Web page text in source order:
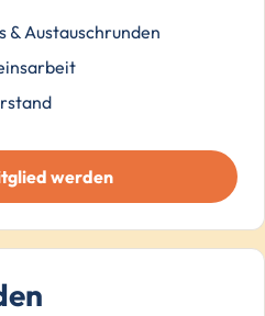
& Austauschrunden
werden